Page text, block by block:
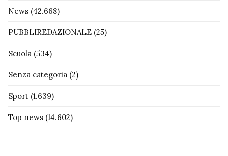
News (42.668)
PUBBLIREDAZIONALE (25)
Scuola (534)
Senza categoria (2)
Sport (1.639)
Top news (14.602)